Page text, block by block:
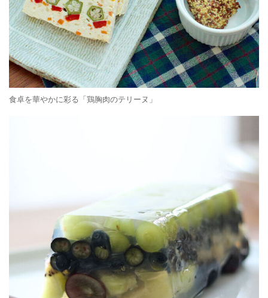
食卓を華やかに彩る「鶏胸肉のテリーヌ」